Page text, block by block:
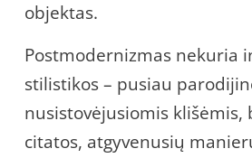
objektas.
Postmodernizmas nekuria
stilistikos – pusiau
nusistovėjusiomis klišėmis,
citatos, atgyvenusių